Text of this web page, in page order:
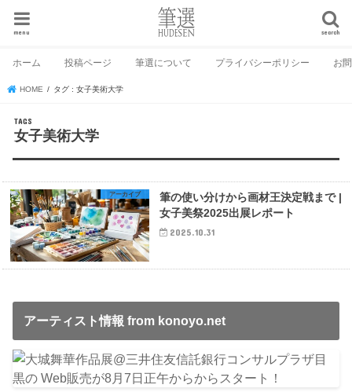
search
menu
ホーム 投稿ページ 筆選について プライバシーポリシー お
HOME タグ : 女子美術大学
女子美術大学
アーカイブ
筆の使い分けから画材王決定戦まで |
女子美祭2025出展レポート
2025.10.31
アーティスト情報 from konoyo.net